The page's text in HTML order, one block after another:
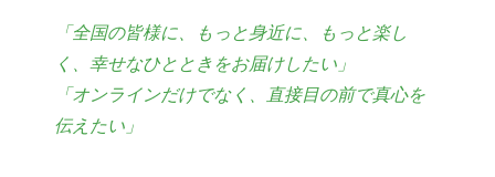
「全国の皆様に、もっと身近に、もっと楽し
く、幸せなひとときをお届けしたい」
「オンラインだけでなく、直接目の前で真心を
伝えたい」